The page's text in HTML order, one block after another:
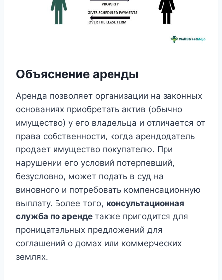
Объяснение аренды
Аренда позволяет организации на законных
основаниях приобретать актив (обычно
имущество) у его владельца и отличается от
права собственности, когда арендодатель
продает имущество покупателю. При
нарушении его условий потерпевший,
безусловно, может подать в суд на
виновного и потребовать компенсационную
выплату. Более того, консультационная
служба по аренде также пригодится для
проницательных предложений для
соглашений о домах или коммерческих
землях.